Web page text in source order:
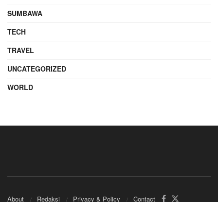
SUMBAWA
TECH
TRAVEL
UNCATEGORIZED
WORLD
About Redaksi Privacy & Policy Contact